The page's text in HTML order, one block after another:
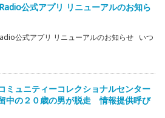
公式アプリ リニューアルのお知ら
公式アプリ リニューアルのお知らせ いつ
ミュニティーコレクショナルセンター
中の２０歳の男が脱走 情報提供呼び